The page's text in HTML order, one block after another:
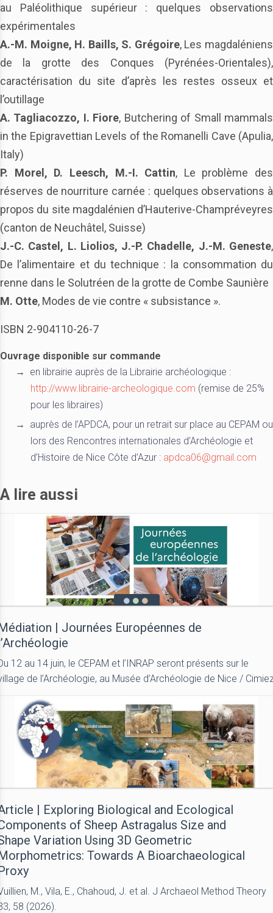
au Paléolithique supérieur : quelques observations
expérimentales
A.-M. Moigne, H. Baills, S. Grégoire, Les magdaléniens
de la grotte des Conques (Pyrénées-Orientales),
caractérisation du site d’après les restes osseux et
l’outillage
A. Tagliacozzo, I. Fiore, Butchering of Small mammals
in the Epigravettian Levels of the Romanelli Cave (Apulia,
Italy)
P. Morel, D. Leesch, M.-I. Cattin, Le problème des
réserves de nourriture carnée : quelques observations à
propos du site magdalénien d’Hauterive-Champréveyres
(canton de Neuchâtel, Suisse)
J.-C. Castel, L. Liolios, J.-P. Chadelle, J.-M. Geneste,
De l’alimentaire et du technique : la consommation du
renne dans le Solutréen de la grotte de Combe Saunière
M. Otte, Modes de vie contre « subsistance ».
ISBN 2-904110-26-7
Ouvrage disponible sur commande
en librairie auprès de la Librairie archéologique :
http://www.librairie-archeologique.com (remise de 25%
pour les libraires)
auprès de l’APDCA, pour un retrait sur place au CEPAM ou
lors des Rencontres internationales d’Archéologie et
d’Histoire de Nice Côte d’Azur : apdca06@gmail.com
A lire aussi
| Journées Européennes de
12 au 14 juin, le CEPAM et l’INRAP seront présents sur le
de l’Archéologie, au Musée d’Archéologie de Nice /
| Exploring Biological and Ecological
of Sheep Astragalus Size and
Variation Using 3D Geometric
Towards A Bioarchaeological
M., Vila, E., Chahoud, J. et al. J Archaeol Method Theory
58 (2026).